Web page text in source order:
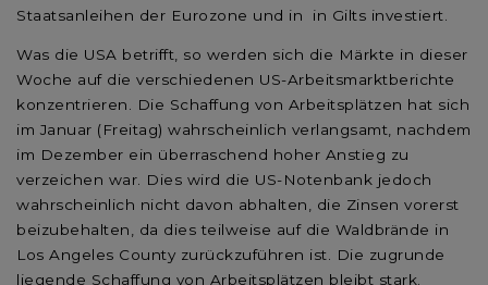
Staatsanleihen der Eurozone und in in Gilts investiert.
Was die USA betrifft, so werden sich die Märkte in dieser
Woche auf die verschiedenen US-Arbeitsmarktberichte
konzentrieren. Die Schaffung von Arbeitsplätzen hat sich
im Januar (Freitag) wahrscheinlich verlangsamt, nachdem
im Dezember ein überraschend hoher Anstieg zu
verzeichen war. Dies wird die US-Notenbank jedoch
wahrscheinlich nicht davon abhalten, die Zinsen vorerst
beizubehalten, da dies teilweise auf die Waldbrände in
Los Angeles County zurückzuführen ist. Die zugrunde
liegende Schaffung von Arbeitsplätzen bleibt stark.